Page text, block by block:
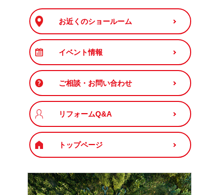
お近くのショールーム
イベント情報
ご相談・お問い合わせ
リフォームQ&A
トップページ